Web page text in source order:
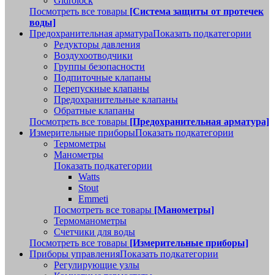
Посмотреть все товары [Система защиты от протечек
воды]
Предохранительная арматураПоказать подкатегории
Редукторы давления
Воздухоотводчики
Группы безопасности
Подпиточные клапаны
Перепускные клапаны
Предохранительные клапаны
Обратные клапаны
Посмотреть все товары [Предохранительная арматура]
Измерительные приборыПоказать подкатегории
Термометры
Манометры
Показать подкатегории
Watts
Stout
Emmeti
Посмотреть все товары [Манометры]
Термоманометры
Счетчики для воды
Посмотреть все товары [Измерительные приборы]
Приборы управленияПоказать подкатегории
Регулирующие узлы